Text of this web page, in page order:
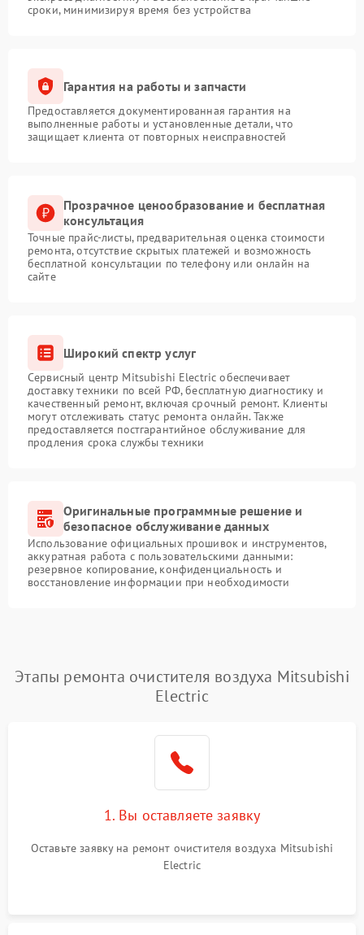
сроки, минимизируя время без устройства
Гарантия на работы и запчасти
Предоставляется документированная гарантия на
выполненные работы и установленные детали, что
защищает клиента от повторных неисправностей
Прозрачное ценообразование и бесплатная
консультация
Точные прайс-листы, предварительная оценка стоимости
ремонта, отсутствие скрытых платежей и возможность
бесплатной консультации по телефону или онлайн на
сайте
Широкий спектр услуг
Сервисный центр Mitsubishi Electric обеспечивает
доставку техники по всей РФ, бесплатную диагностику и
качественный ремонт, включая срочный ремонт. Клиенты
могут отслеживать статус ремонта онлайн. Также
предоставляется постгарантийное обслуживание для
продления срока службы техники
Оригинальные программные решение и
безопасное обслуживание данных
Использование официальных прошивок и инструментов,
аккуратная работа с пользовательскими данными:
резервное копирование, конфиденциальность и
восстановление информации при необходимости
Этапы ремонта очистителя воздуха Mitsubishi
Electric
1. Вы оставляете заявку
Оставьте заявку на ремонт очистителя воздуха Mitsubishi
Electric